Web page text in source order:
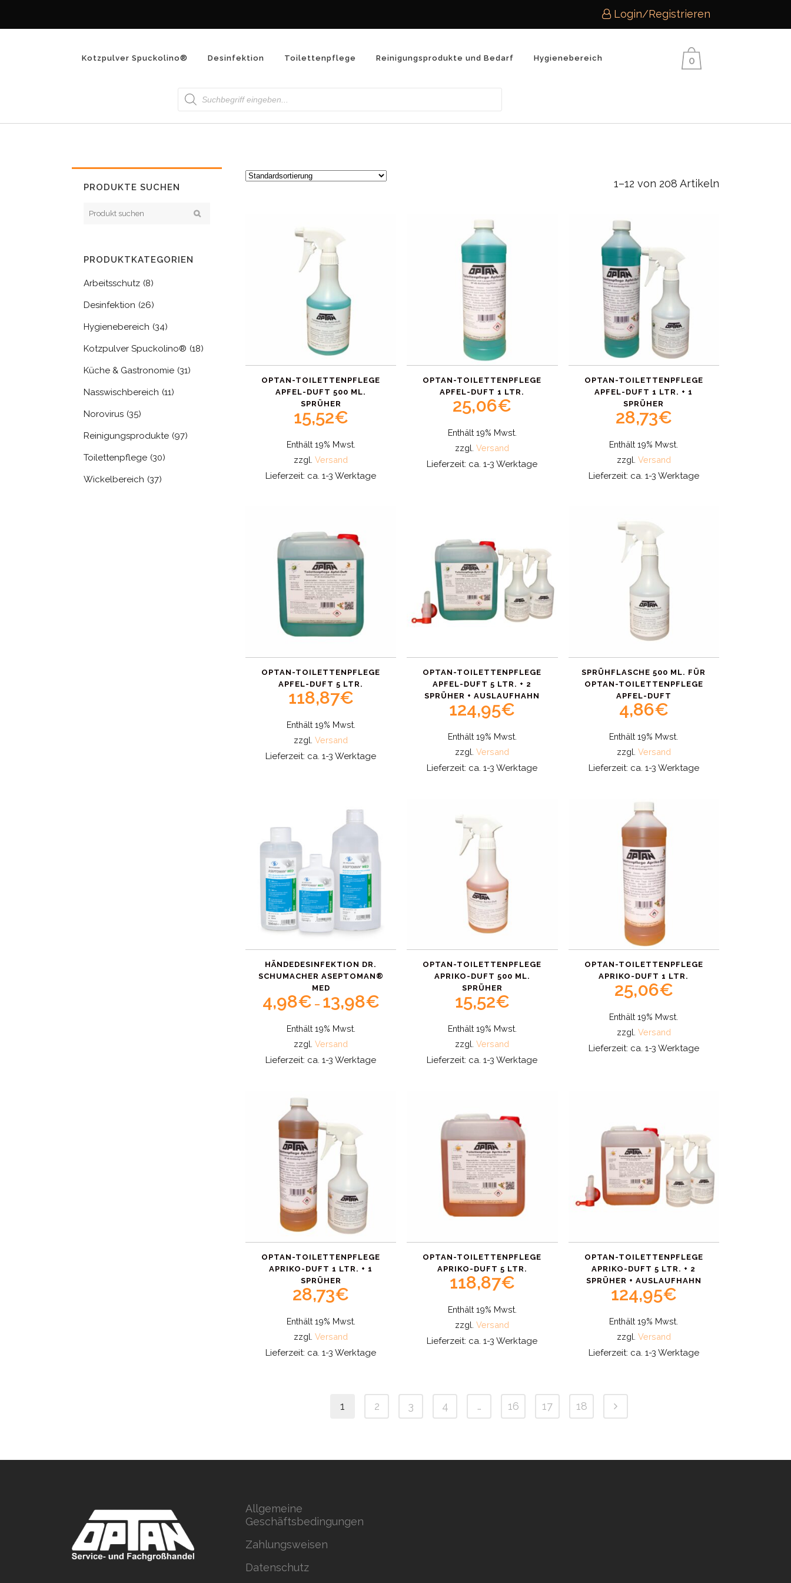
Login/Registrieren
0
Kotzpulver Spuckolino® Desinfektion Toilettenpflege Reinigungsprodukte und Bedarf Hygienebereich
Products
search
PRODUKTE SUCHEN
PRODUKTKATEGORIEN
Arbeitsschutz (8)
Desinfektion (26)
Hygienebereich (34)
Kotzpulver Spuckolino® (18)
Küche & Gastronomie (31)
Nasswischbereich (11)
Norovirus (35)
Reinigungsprodukte (97)
Toilettenpflege (30)
Wickelbereich (37)
1–12 von 208 Artikeln
OPTAN-TOILETTENPFLEGE
APFEL-DUFT 500 ML.
SPRÜHER
15,52€
Enthält 19% Mwst.
zzgl.Versand
Lieferzeit: ca. 1-3 Werktage
OPTAN-TOILETTENPFLEGE
APFEL-DUFT 1 LTR.
25,06€
Enthält 19% Mwst.
zzgl.Versand
Lieferzeit: ca. 1-3 Werktage
OPTAN-TOILETTENPFLEGE
APFEL-DUFT 1 LTR. + 1
SPRÜHER
28,73€
Enthält 19% Mwst.
zzgl. Versand
Lieferzeit: ca. 1-3 Werktage
OPTAN-TOILETTENPFLEGE
APFEL-DUFT 5 LTR.
118,87€
Enthält 19% Mwst.
zzgl.Versand
Lieferzeit: ca. 1-3 Werktage
OPTAN-TOILETTENPFLEGE
APFEL-DUFT 5 LTR. + 2
SPRÜHER + AUSLAUFHAHN
124,95€
Enthält 19% Mwst.
zzgl.Versand
Lieferzeit: ca. 1-3 Werktage
SPRÜHFLASCHE 500 ML. FÜR
OPTAN-TOILETTENPFLEGE
APFEL-DUFT
4,86€
Enthält 19% Mwst.
zzgl. Versand
Lieferzeit: ca. 1-3 Werktage
HÄNDEDESINFEKTION DR.
SCHUMACHER ASEPTOMAN®
MED
4,98€ – 13,98€Price
Enthält 19% Mwst.
zzgl.Versand
Lieferzeit: ca. 1-3 Werktage
OPTAN-TOILETTENPFLEGE
APRIKO-DUFT 500 ML.
SPRÜHER
15,52€
Enthält 19% Mwst.
zzgl.Versand
Lieferzeit: ca. 1-3 Werktage
OPTAN-TOILETTENPFLEGE
APRIKO-DUFT 1 LTR.
25,06€
Enthält 19% Mwst.
zzgl. Versand
Lieferzeit: ca. 1-3 Werktage
OPTAN-TOILETTENPFLEGE
APRIKO-DUFT 1 LTR. + 1
SPRÜHER
28,73€
Enthält 19% Mwst.
zzgl.Versand
Lieferzeit: ca. 1-3 Werktage
OPTAN-TOILETTENPFLEGE
APRIKO-DUFT 5 LTR.
118,87€
Enthält 19% Mwst.
zzgl.Versand
Lieferzeit: ca. 1-3 Werktage
OPTAN-TOILETTENPFLEGE
APRIKO-DUFT 5 LTR. + 2
SPRÜHER + AUSLAUFHAHN
124,95€
Enthält 19% Mwst.
zzgl. Versand
Lieferzeit: ca. 1-3 Werktage
1 2 3 4 … 16 17 18
Allgemeine
Geschäftsbedingungen
Zahlungsweisen
Datenschutz